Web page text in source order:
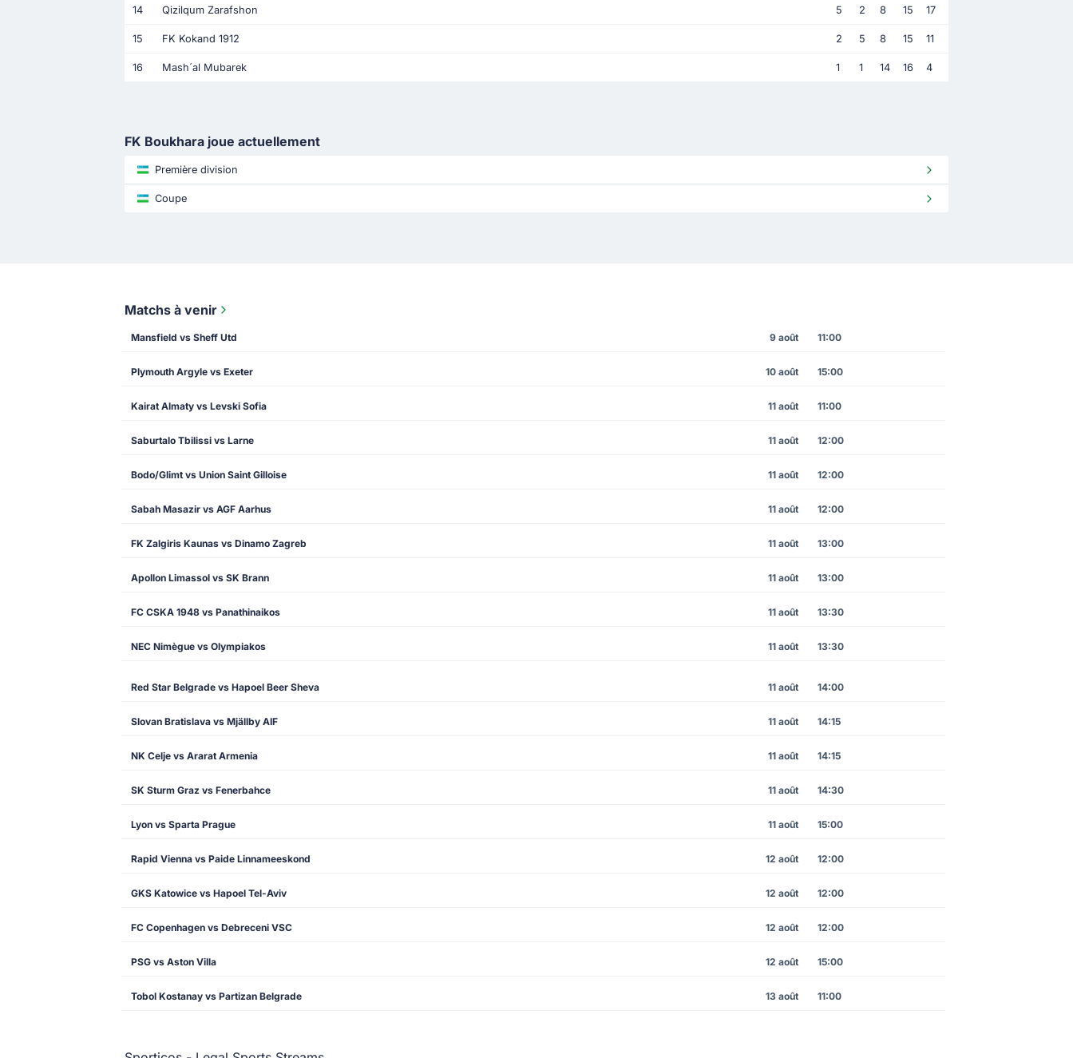
14 Qizilqum Zarafshon 5 2 8 15 17
15 FK Kokand 1912 2 5 8 15 11
16 Mash´al Mubarek 1 1 14 16 4
FK Boukhara joue actuellement
Première division
Coupe
Matchs à venir
Mansfield vs Sheff Utd 9 août 11:00
Plymouth Argyle vs Exeter 10 août 15:00
Kairat Almaty vs Levski Sofia 11 août 11:00
Saburtalo Tbilissi vs Larne 11 août 12:00
Bodo/Glimt vs Union Saint Gilloise 11 août 12:00
Sabah Masazir vs AGF Aarhus 11 août 12:00
FK Zalgiris Kaunas vs Dinamo Zagreb 11 août 13:00
Apollon Limassol vs SK Brann 11 août 13:00
FC CSKA 1948 vs Panathinaikos 11 août 13:30
NEC Nimègue vs Olympiakos 11 août 13:30
Red Star Belgrade vs Hapoel Beer Sheva 11 août 14:00
Slovan Bratislava vs Mjällby AIF 11 août 14:15
NK Celje vs Ararat Armenia 11 août 14:15
SK Sturm Graz vs Fenerbahce 11 août 14:30
Lyon vs Sparta Prague 11 août 15:00
Rapid Vienna vs Paide Linnameeskond 12 août 12:00
GKS Katowice vs Hapoel Tel-Aviv 12 août 12:00
FC Copenhagen vs Debreceni VSC 12 août 12:00
PSG vs Aston Villa 12 août 15:00
Tobol Kostanay vs Partizan Belgrade 13 août 11:00